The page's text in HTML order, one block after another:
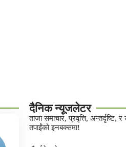
दैनिक न्यूजलेटर
ताजा समाचार, प्रवृत्ति, अन्तर्दृष्टि,
तपाईंको इनबक्समा!